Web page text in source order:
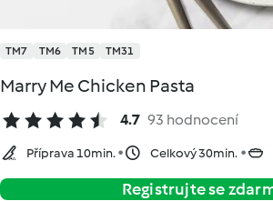
TM7 TM6 TM5 TM31
Marry Me Chicken Pasta
4.7 93 hodnocení
Příprava 10min. Celkový 30min.
Registrujte se